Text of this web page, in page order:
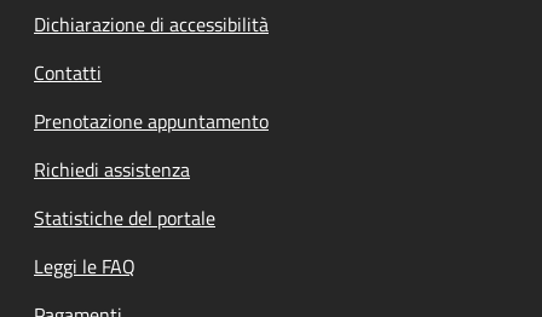
Dichiarazione di accessibilità
Contatti
Prenotazione appuntamento
Richiedi assistenza
Statistiche del portale
Leggi le FAQ